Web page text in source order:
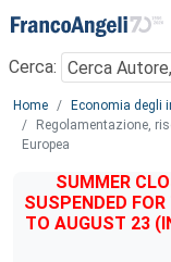
Menu
Cerca:
Main content
Home
Economia degli
Regolamentazione,
Europea
SUMMER
SUSPENDED
TO AUGUST 23